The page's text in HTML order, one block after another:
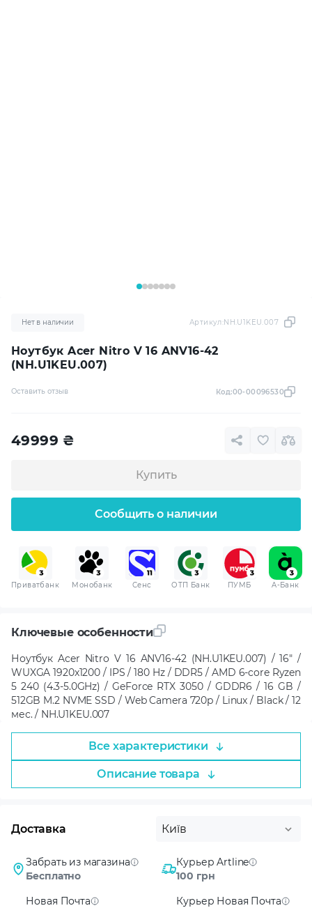
Ноутбук Acer Nitro V 16 ANV16-42
(NH.U1KEU.007)
Нет в наличии Артикул:NH.U1KEU.007
Оставить отзыв Код:00-00096530
49999 ₴
Купить
Сообщить о наличии
Приватбанк Монобанк Сенс ОТП Банк ПУМБ A-Банк
Ключевые особенности
Ноутбук Acer Nitro V 16 ANV16-42 (NH.U1KEU.007) / 16" /
WUXGA 1920x1200 / IPS / 180 Hz / DDR5 / AMD 6-core Ryzen
5 240 (4.3-5.0GHz) / GeForce RTX 3050 / GDDR6 / 16 GB /
512GB M.2 NVME SSD / Web Camera 720p / Linux / Black / 12
мес. / NH.U1KEU.007
Все характеристики
Описание товара
Доставка Київ
Забрать из магазина
Бесплатно
Курьер Artline
100 грн
Новая Почта
Курьер Новая Почта